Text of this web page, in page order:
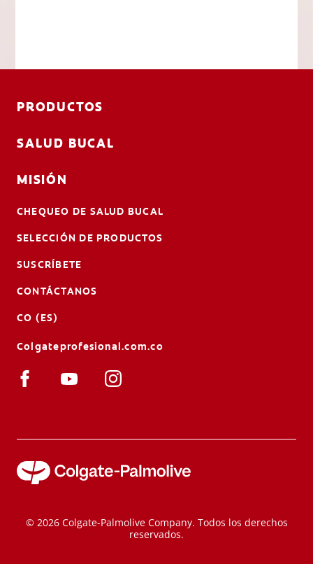
PRODUCTOS
SALUD BUCAL
MISIÓN
CHEQUEO DE SALUD BUCAL
SELECCIÓN DE PRODUCTOS
SUSCRÍBETE
CONTÁCTANOS
CO (ES)
Colgateprofesional.com.co
© 2026 Colgate-Palmolive Company. Todos los derechos
reservados.